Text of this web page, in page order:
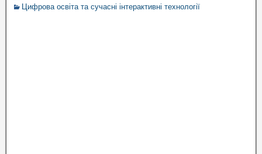
Цифрова освіта та сучасні інтерактивні технології